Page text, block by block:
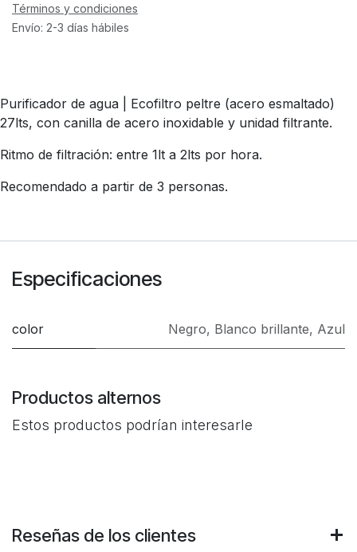
Términos y condiciones
Envío: 2-3 días hábiles
Purificador de agua | Ecofiltro peltre (acero esmaltado)
27lts, con canilla de acero inoxidable y unidad filtrante.
Ritmo de filtración: entre 1lt a 2lts por hora.
Recomendado a partir de 3 personas.
Especificaciones
color Negro, Blanco brillante, Azul
Productos alternos
Estos productos podrían interesarle
Reseñas de los clientes